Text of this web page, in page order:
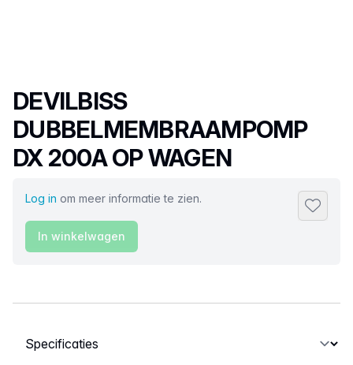
Productnaam
DEVILBISS
DUBBELMEMBRAAMPOMP
DX 200A OP WAGEN
Log in om meer informatie te zien.
In winkelwagen
Selecteer een tabblad